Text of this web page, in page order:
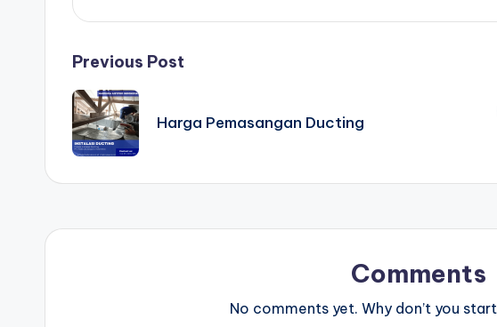
Post
navigation
Previous Post
Harga Pemasangan Ducting
Comments
No comments yet. Why don’t you